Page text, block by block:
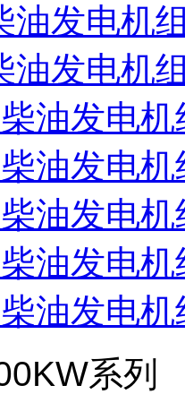
油发电机
油发电机
油发电机
油发电机
油发电机
油发电机
油发电机
系列